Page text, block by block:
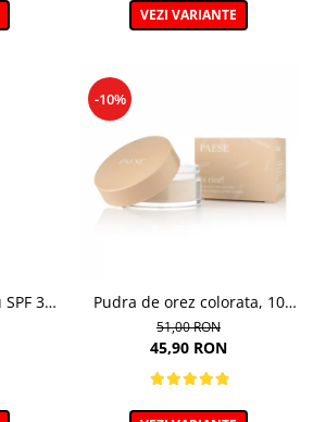
VEZI VARIANTE
30,
ml
-10%
Pudra de orez colorata, 10
Light Beige - 10g
51,00 RON
45,90 RON